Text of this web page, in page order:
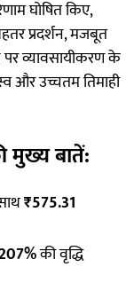
घोषित किए,
प्रदर्शन, मजबूत
पर व्यावसायीकरण के
और उच्चतम तिमाही
मुख्य बातें:
₹575.31
की वृद्धि